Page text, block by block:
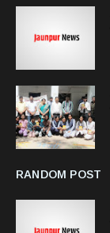
RANDOM POST